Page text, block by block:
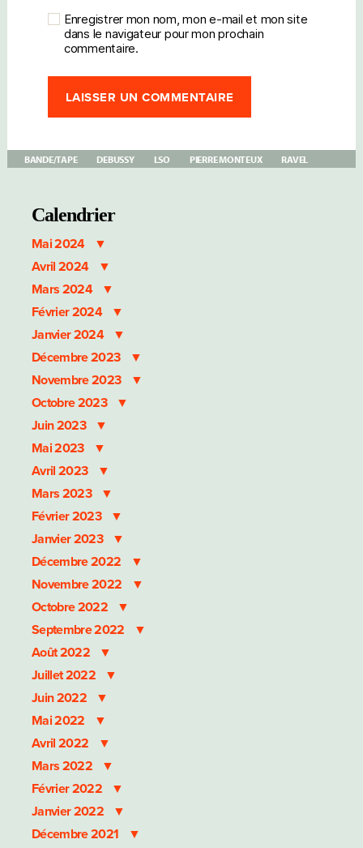
Enregistrer mon nom, mon e-mail et mon site
dans le navigateur pour mon prochain
commentaire.
BANDE/TAPE DEBUSSY LSO PIERRE MONTEUX RAVEL
Calendrier
Mai 2024
Avril 2024
Mars 2024
Février 2024
Janvier 2024
Décembre 2023
Novembre 2023
Octobre 2023
Juin 2023
Mai 2023
Avril 2023
Mars 2023
Février 2023
Janvier 2023
Décembre 2022
Novembre 2022
Octobre 2022
Septembre 2022
Août 2022
Juillet 2022
Juin 2022
Mai 2022
Avril 2022
Mars 2022
Février 2022
Janvier 2022
Décembre 2021